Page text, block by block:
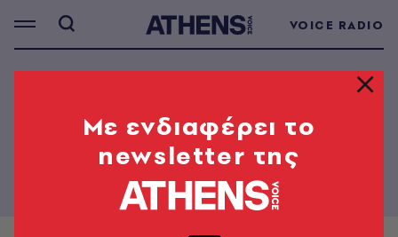
VOICE RADIO
Mε ενδιαφέρει το
newsletter της